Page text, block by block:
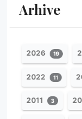
Arhive
2026 19
2022 11
2011 3